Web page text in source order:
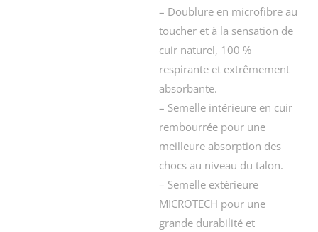
– Doublure en microfibre au
toucher et à la sensation de
cuir naturel, 100 %
respirante et extrêmement
absorbante.
– Semelle intérieure en cuir
rembourrée pour une
meilleure absorption des
chocs au niveau du talon.
– Semelle extérieure
MICROTECH pour une
grande durabilité et